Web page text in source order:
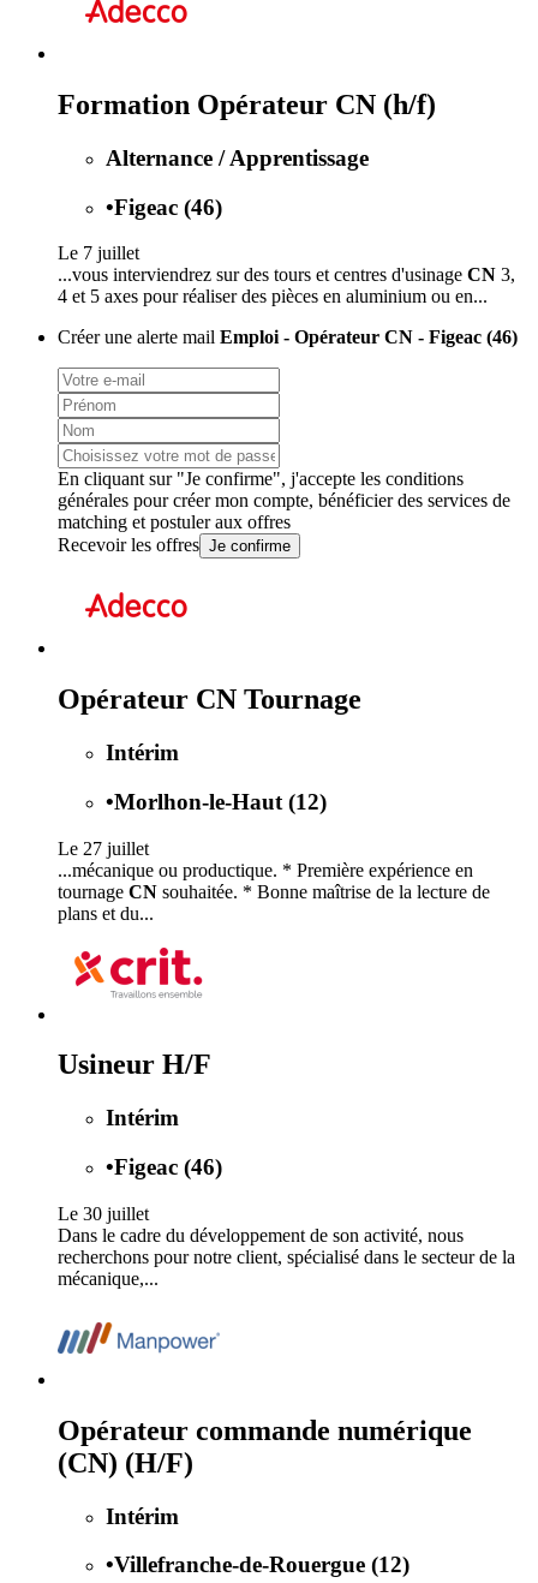
Formation Opérateur CN (h/f)
Alternance / Apprentissage
•Figeac (46)
Le 7 juillet
...vous interviendrez sur des tours et centres d'usinage CN 3,
4 et 5 axes pour réaliser des pièces en aluminium ou en...
Créer une alerte mail Emploi - Opérateur CN - Figeac (46)
En cliquant sur "Je confirme", j'accepte les conditions
générales pour créer mon compte, bénéficier des services de
matching et postuler aux offres
Recevoir les offres Je confirme
Opérateur CN Tournage
Intérim
•Morlhon-le-Haut (12)
Le 27 juillet
...mécanique ou productique. * Première expérience en
tournage CN souhaitée. * Bonne maîtrise de la lecture de
plans et du...
Usineur H/F
Intérim
•Figeac (46)
Le 30 juillet
Dans le cadre du développement de son activité, nous
recherchons pour notre client, spécialisé dans le secteur de la
mécanique,...
Opérateur commande numérique
(CN) (H/F)
Intérim
•Villefranche-de-Rouergue (12)